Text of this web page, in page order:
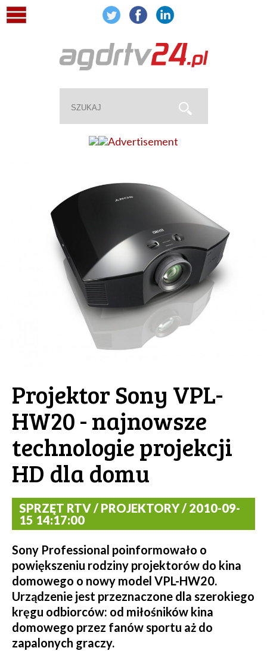
Projektor Sony VPL-
HW20 - najnowsze
technologie projekcji
HD dla domu
SPRZĘT RTV / PROJEKTORY / 2010-09-
15 14:17:00
Sony Professional poinformowało o
powiększeniu rodziny projektorów do kina
domowego o nowy model VPL-HW20.
Urządzenie jest przeznaczone dla szerokiego
kręgu odbiorców: od miłośników kina
domowego przez fanów sportu aż do
zapalonych graczy.